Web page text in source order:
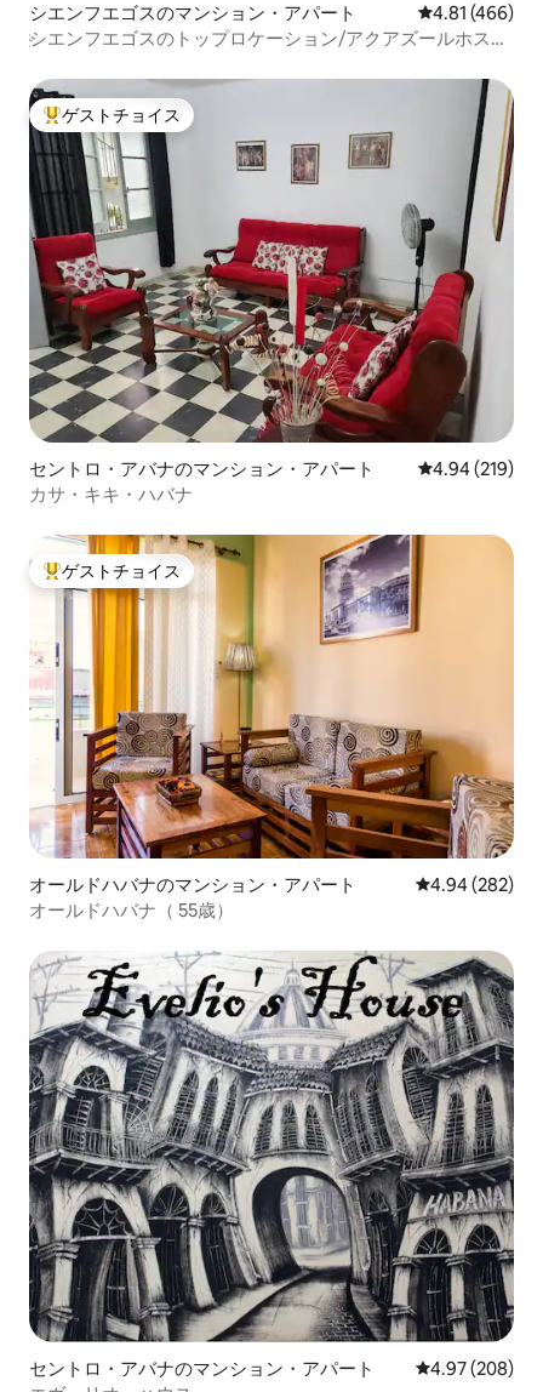
シエンフエゴスのマンション・アパート レビュー466
4.81 (466)
҉シエンフエゴスのトップロケーション/アクアズールホステ
大好評のゲストチョイスです。
ゲストチョイス
セントロ・アバナのマンション・アパート レビュー219
4.94 (219)
カサ・キキ・ハバナ
大好評のゲストチョイスです。
ゲストチョイス
オールドハバナのマンション・アパート レビュー282
4.94 (282)
オールドハバナ（ 55歳）
セントロ・アバナのマンション・アパート レビュー208
4.97 (208)